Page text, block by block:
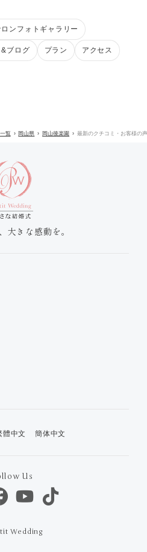
ンフォトギャラリー
ブログ プラン アクセス
覧 岡山県 岡山後楽園 最新のクチコミ・お客様の声
大きな感動を。
體中文 簡体中文
Us
Wedding